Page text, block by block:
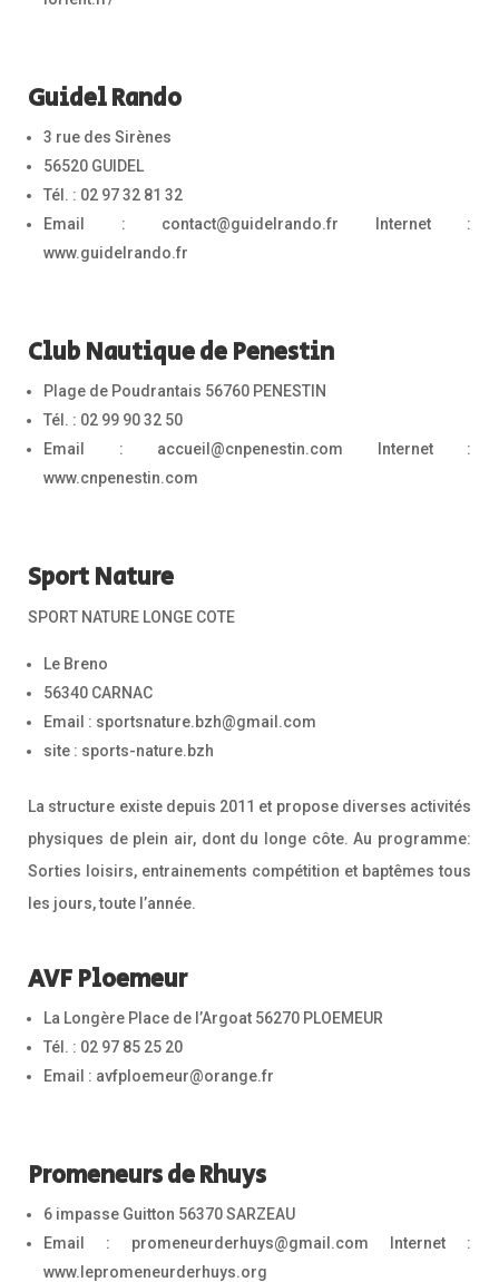
Guidel Rando
3 rue des Sirènes
56520 GUIDEL
Tél. : 02 97 32 81 32
Email : contact@guidelrando.fr Internet :
www.guidelrando.fr
Club Nautique de Penestin
Plage de Poudrantais 56760 PENESTIN
Tél. : 02 99 90 32 50
Email : accueil@cnpenestin.com Internet :
www.cnpenestin.com
Sport Nature
SPORT NATURE LONGE COTE
Le Breno
56340 CARNAC
Email : sportsnature.bzh@gmail.com
site : sports-nature.bzh
La structure existe depuis 2011 et propose diverses activités
physiques de plein air, dont du longe côte. Au programme:
Sorties loisirs, entrainements compétition et baptêmes tous
les jours, toute l’année.
AVF Ploemeur
La Longère Place de l’Argoat 56270 PLOEMEUR
Tél. : 02 97 85 25 20
Email : avfploemeur@orange.fr
Promeneurs de Rhuys
6 impasse Guitton 56370 SARZEAU
Email : promeneurderhuys@gmail.com Internet :
www.lepromeneurderhuys.org